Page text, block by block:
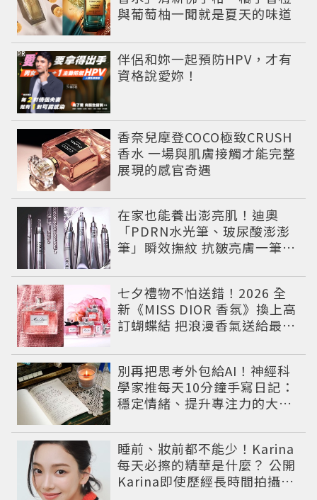
與葡萄柚一聞就是夏天的味道
伴侶和妳一起預防HPV，才有
資格說愛妳！
PR
香奈兒摩登COCO極致CRUSH
香水 一場與肌膚接觸才能完整
展現的感官奇遇
在家也能養出澎亮肌！迪奧
「PDRN水光筆、玻尿酸澎澎
筆」瞬效撫紋 抗皺亮膚一筆有
七夕禮物不怕送錯！2026 全
新《MISS DIOR 香氛》換上高
訂蝴蝶結 把浪漫香氣送給最重
別再把思考外包給AI！神經科
學家推每天10分鐘手寫日記：
穩定情緒、提升專注力的大腦
睡前、妝前都不能少！Karina
每天必擦的精華是什麼？ 公開
Karina即使歷經長時間拍攝肌